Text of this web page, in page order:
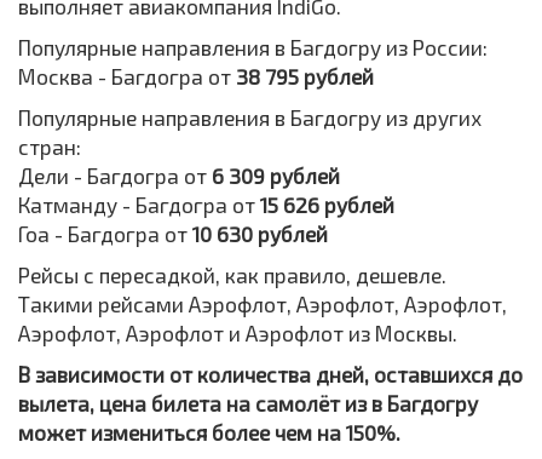
выполняет авиакомпания IndiGo.
Популярные направления в Багдогру из России:
Москва - Багдогра от 38 795 рублей
Популярные направления в Багдогру из других
стран:
Дели - Багдогра от 6 309 рублей
Катманду - Багдогра от 15 626 рублей
Гоа - Багдогра от 10 630 рублей
Рейсы с пересадкой, как правило, дешевле.
Такими рейсами Аэрофлот, Аэрофлот, Аэрофлот,
Аэрофлот, Аэрофлот и Аэрофлот из Москвы.
В зависимости от количества дней, оставшихся до
вылета, цена билета на самолёт из в Багдогру
может измениться более чем на 150%.